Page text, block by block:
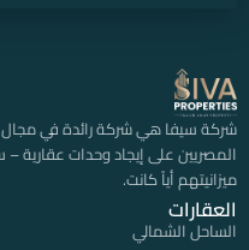
شركة سيفا هي شركة رائدة في
المصريين على إيجاد وحدات
ميزانيتهم أياً كانت.
العقارات
الساحل الشمالي